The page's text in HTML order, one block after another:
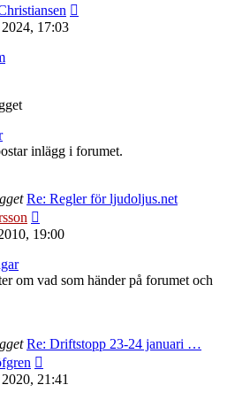
17:03
inlägg i forumet.
Re: Regler för ljudoljus.net
till
inlägget
19:00
om vad som händer på forumet och
Re: Driftstopp 23-24 januari …
till
21:41